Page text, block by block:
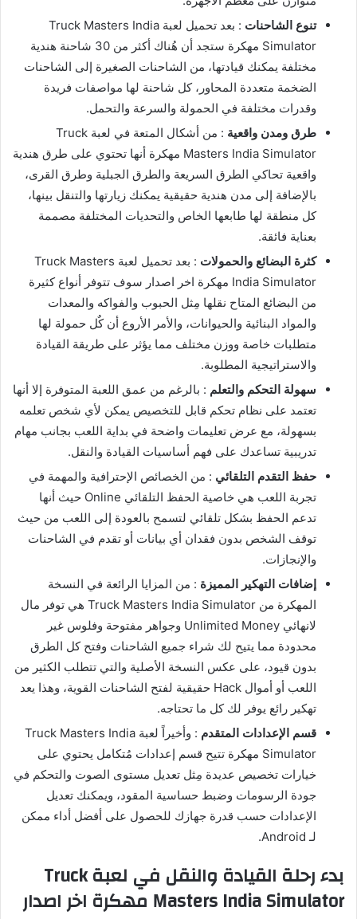
تنوع الشاحنات
: بعد تحميل لعبة Truck Masters India
Simulator مهكرة ستجد أن هُناك أكثر من 30 شاحنة هندية
مختلفة يمكنك قيادتها، من الشاحنات الصغيرة إلى الشاحنات
الضخمة متعددة المحاور، كل شاحنة لها مواصفات فريدة
وقدرات مختلفة في الحمولة والسرعة والتحمل.
طرق ومدن واقعية
: من أشكال المتعة في لعبة Truck
Masters India Simulator مهكرة أنها تحتوي على طرق هندية
واقعية تحاكي الطرق السريعة والطرق الجبلية وطرق القرى،
بالإضافة إلى مدن هندية حقيقية يمكنك زيارتها والتنقل بينها،
كل منطقة لها طابعها الخاص والتحديات المختلفة مصممة
بعناية فائقة.
كثرة البضائع والحمولات
: بعد تحميل لعبة Truck Masters
India Simulator مهكرة اخر اصدار سوف تتوفر أنواع كثيرة
من البضائع المتاح نقلها مِثل الحبوب والفواكه والمعدات
والمواد البنائية والحيوانات، والأمر الأروع أن كٌل حمولة لها
متطلبات خاصة ووزن مختلف مما يؤثر على طريقة القيادة
والاستراتيجية المطلوبة.
سهولة التحكم والتعلم : بالرغم من عمق اللعبة المتوفرة إلا أنها
تعتمد على نظام تحكم قابل للتخصيص يمكن لأي شخص تعلمه
بسهولة، مع عرض تعليمات واضحة في بداية اللعب بجانب مهام
تدريبية تساعدك على فهم أساسيات القيادة والنقل.
حفظ التقدم التلقائي : من الخصائص الإحترافية والمهمة في
تجربة اللعب هي خاصية الحفظ التلقائي Online حيث أنها
تدعم الحفظ بشكل تلقائي لتسمح بالعودة إلى اللعب من حيث
توقف الشخص بدون فقدان أي بيانات أو تقدم في الشاحنات
والإنجازات.
إضافات التهكير المميزة : من المزايا الرائعة في النسخة
المهكرة من Truck Masters India Simulator هي توفر مال
لانهائي Unlimited Money وجواهر مفتوحة وفلوس غير
محدودة مما يتيح لك شراء جميع الشاحنات وفتح كل الطرق
بدون قيود، على عكس النسخة الأصلية والتي تتطلب الكثير من
اللعب أو أموال Hack حقيقية لفتح الشاحنات القوية، وهذا يعد
تهكير رائع يوفر لك كل ما تحتاجه.
قسم الإعدادات المتقدم
: وأخيراً لعبة Truck Masters India
Simulator مهكرة تتيح قسم إعدادات مُتكامل يحتوي على
خيارات تخصيص عديدة مِثل تعديل مستوى الصوت والتحكم في
جودة الرسومات وضبط حساسية المقود، ويمكنك تعديل
الإعدادات حسب قدرة جهازك للحصول على أفضل أداء ممكن
لـ Android.
بدء رحلة القيادة والنقل في لعبة Truck
Masters India Simulator مهكرة اخر اصدار